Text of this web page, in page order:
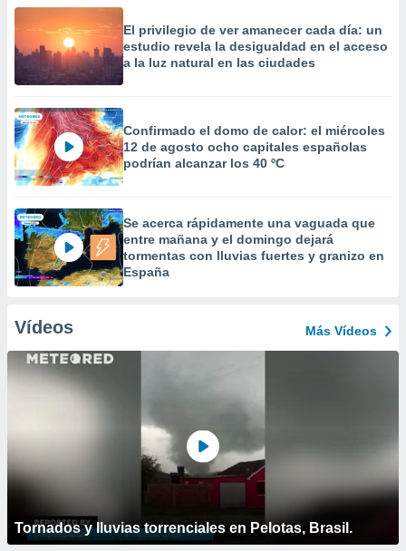
El privilegio de ver amanecer cada día: un
estudio revela la desigualdad en el acceso
a la luz natural en las ciudades
Confirmado el domo de calor: el miércoles
12 de agosto ocho capitales españolas
podrían alcanzar los 40 ºC
Se acerca rápidamente una vaguada que
entre mañana y el domingo dejará
tormentas con lluvias fuertes y granizo en
España
Vídeos Más Vídeos
Tornados y lluvias torrenciales en Pelotas, Brasil.